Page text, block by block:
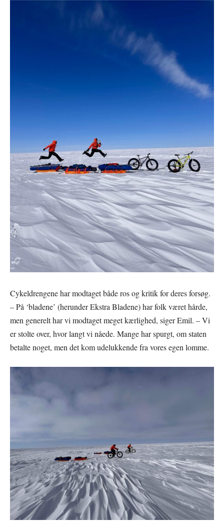
Cykeldrengene har modtaget både ros og kritik for deres forsøg.
– På ‘bladene’ (herunder Ekstra Bladene) har folk været hårde,
men generelt har vi modtaget meget kærlighed, siger Emil. – Vi
er stolte over, hvor langt vi nåede. Mange har spurgt, om staten
betalte noget, men det kom udelukkende fra vores egen lomme.